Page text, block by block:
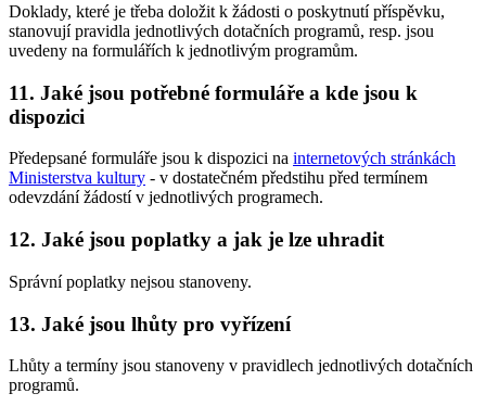
Doklady, které je třeba doložit k žádosti o poskytnutí příspěvku,
stanovují pravidla jednotlivých dotačních programů, resp. jsou
uvedeny na formulářích k jednotlivým programům.
11. Jaké jsou potřebné formuláře a kde jsou k
dispozici
Předepsané formuláře jsou k dispozici na internetových stránkách
Ministerstva kultury - v dostatečném předstihu před termínem
odevzdání žádostí v jednotlivých programech.
12. Jaké jsou poplatky a jak je lze uhradit
Správní poplatky nejsou stanoveny.
13. Jaké jsou lhůty pro vyřízení
Lhůty a termíny jsou stanoveny v pravidlech jednotlivých dotačních
programů.